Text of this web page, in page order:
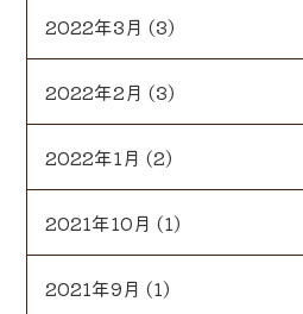
2022年3月 (3)
2022年2月 (3)
2022年1月 (2)
2021年10月 (1)
2021年9月 (1)